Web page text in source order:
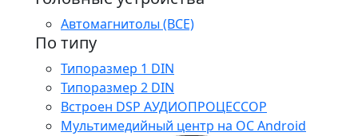
Автомагнитолы (ВСЕ)
По типу
Типоразмер 1 DIN
Типоразмер 2 DIN
Встроен DSP АУДИОПРОЦЕССОР
Мультимедийный центр на ОС Android